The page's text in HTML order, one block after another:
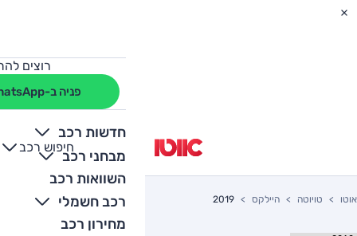
רוצים
פניה ב-WhatsApp
חדשות רכב
מבחני רכב
השוואות רכב
רכב חשמלי
מחירון רכב
חיפוש רכב
+
-
אוטו טויוטה היילקס 2019